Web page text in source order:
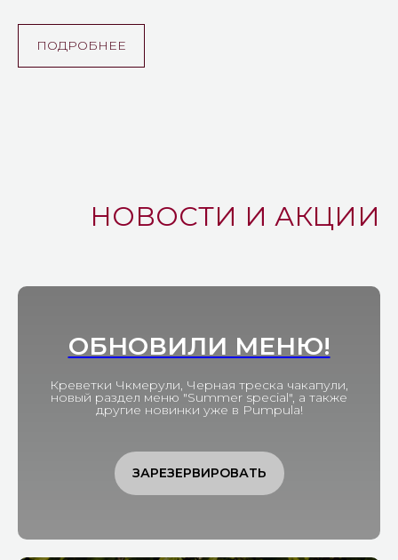
ПОДРОБНЕЕ
НОВОСТИ И АКЦИИ
ОБНОВИЛИ МЕНЮ!
Креветки Чкмерули, Черная треска чакапули,
новый раздел меню "Summer special", а также
другие новинки уже в Pumpula!
ЗАРЕЗЕРВИРОВАТЬ
Основу винной карты составляют
грузинские вина. Из эксклюзивного—
Nekresi, которые производят в Грузии
по европейским технологиям. И это,
мы вам скажем, лучшее киндзмараули.
Александр Гордеев